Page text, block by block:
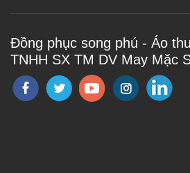
Đồng phục song phú - Áo
TNHH SX TM DV May Mặc